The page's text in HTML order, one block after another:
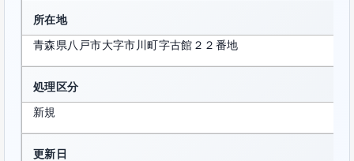
所在地
青森県八戸市大字市川町字古館２２番地
処理区分
新規
更新日